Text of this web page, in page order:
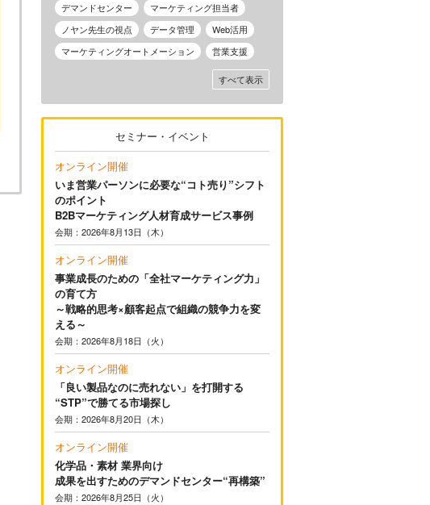
デマンドセンター
マーケティング担当者
ノヤン先生の視点
データ管理
Web活用
マーケティングオートメーション
営業支援
すべて表示
セミナー・イベント
オンライン開催
いま営業パーソンに必要な“コト売り”シフト
のポイント
B2Bマーケティング人材育成サービス事例
会期：2026年8月13日（木）
オンライン開催
事業成長のための「全社マーケティング力」
の育て方
～戦略的思考×顧客起点で組織の競争力を変
える～
会期：2026年8月18日（火）
オンライン開催
「良い製品なのに売れない」を打開する
“STP”で勝てる市場探し
会期：2026年8月20日（木）
オンライン開催
化学品・素材 業界向け
成果を出すためのデマンドセンター“再構築”
会期：2026年8月25日（火）